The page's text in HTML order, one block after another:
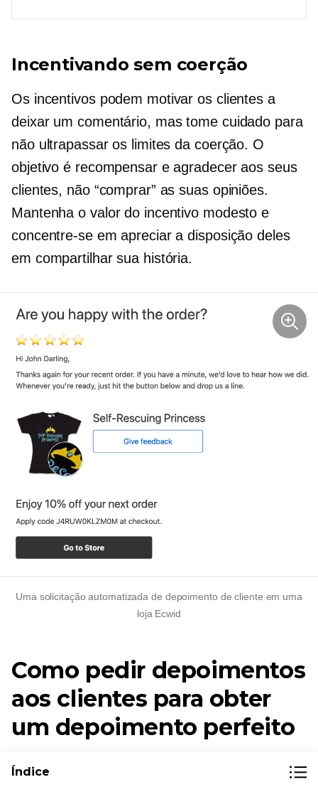
Incentivando sem coerção
Os incentivos podem motivar os clientes a
deixar um comentário, mas tome cuidado para
não ultrapassar os limites da coerção. O
objetivo é recompensar e agradecer aos seus
clientes, não “comprar” as suas opiniões.
Mantenha o valor do incentivo modesto e
concentre-se em apreciar a disposição deles
em compartilhar sua história.
Uma solicitação automatizada de depoimento de cliente em uma
loja Ecwid
Como pedir depoimentos
aos clientes para obter
um depoimento perfeito
Vamos comparar dois depoimentos:
Índice